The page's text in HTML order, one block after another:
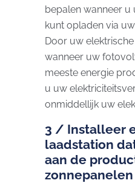
bepalen wanneer u
kunt opladen via
Door uw
wanneer uw
meeste energie
u uw
onmiddellijk uw
3 / Installeer
laadstation
aan de
zonnepanelen